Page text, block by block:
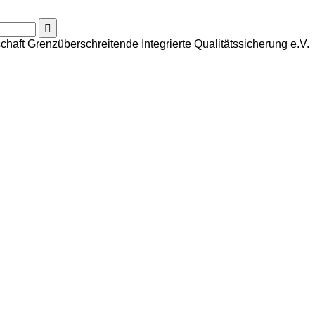
Grenzüberschreitende Integrierte Qualitätssicherung e.V.